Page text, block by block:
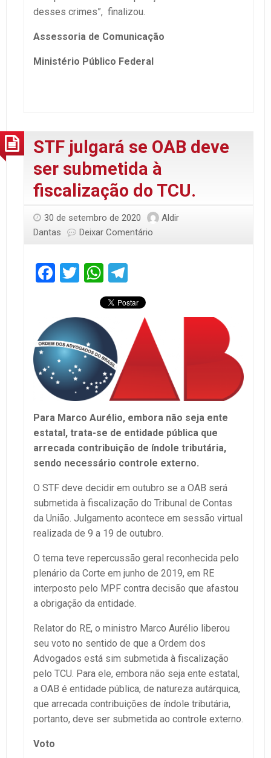
desses crimes”, finalizou.
Assessoria de Comunicação
Ministério Público Federal
STF julgará se OAB deve
ser submetida à
fiscalização do TCU.
30 de setembro de 2020
Aldir
Dantas
Deixar Comentário
Facebook
TwitterWhatsApp
Para Marco Aurélio, embora não seja ente
estatal, trata-se de entidade pública que
arrecada contribuição de índole tributária,
sendo necessário controle externo.
O STF deve decidir em outubro se a OAB será
submetida à fiscalização do Tribunal de Contas
da União. Julgamento acontece em sessão virtual
realizada de 9 a 19 de outubro.
O tema teve repercussão geral reconhecida pelo
plenário da Corte em junho de 2019, em RE
interposto pelo MPF contra decisão que afastou
a obrigação da entidade.
Relator do RE, o ministro Marco Aurélio liberou
seu voto no sentido de que a Ordem dos
Advogados está sim submetida à fiscalização
pelo TCU. Para ele, embora não seja ente estatal,
a OAB é entidade pública, de natureza autárquica,
que arrecada contribuições de índole tributária,
portanto, deve ser submetida ao controle externo.
Voto